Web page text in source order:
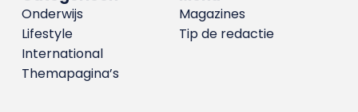
Magazines
Tip de redactie
Onderwijs
Lifestyle
International
Themapagina’s